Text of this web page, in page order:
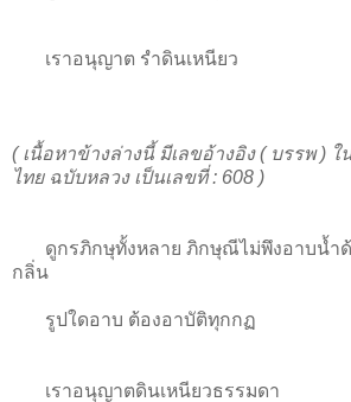
เราอนุญาต รำดินเหนียว
( เนื้อหาข้างล่างนี้ มีเลขอ้างอิง ( บรรพ )
ไทย ฉบับหลวง เป็นเลขที่ : 608 )
ดูกรภิกษุทั้งหลาย ภิกษุณีไม่พึงอาบน้ำ
กลิ่น
รูปใดอาบ ต้องอาบัติทุกกฏ
เราอนุญาตดินเหนียวธรรมดา